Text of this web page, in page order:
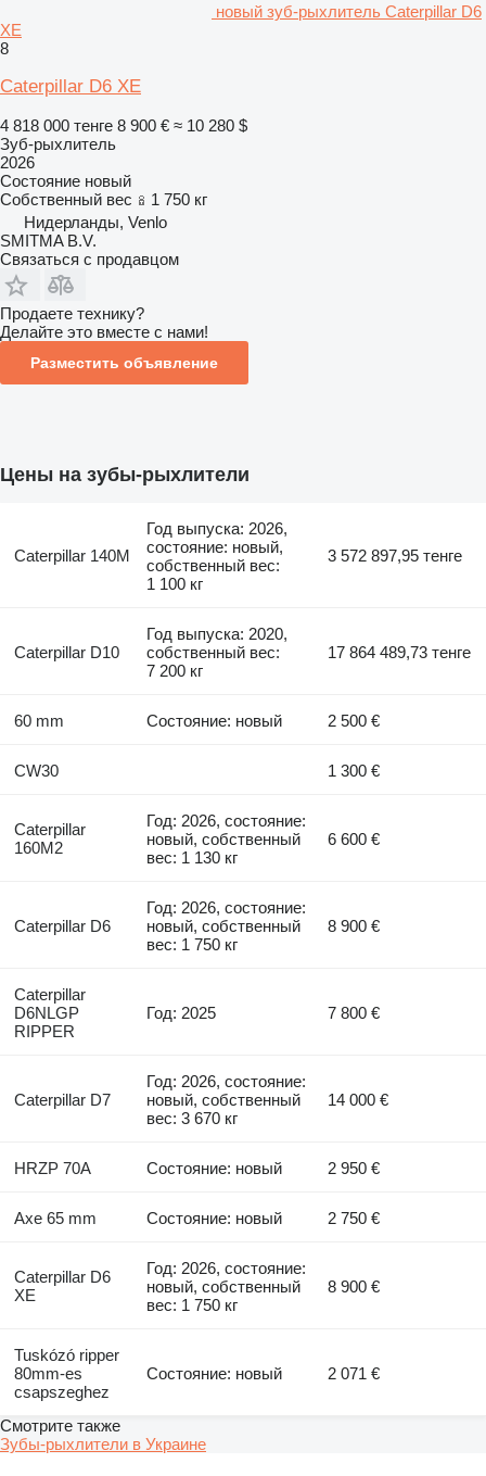
новый зуб-рыхлитель Caterpillar D6
XE
8
Caterpillar D6 XE
4 818 000 тенге 8 900 € ≈ 10 280 $
Зуб-рыхлитель
2026
Состояние новый
Собственный вес
1 750 кг
Нидерланды, Venlo
SMITMA B.V.
Связаться с продавцом
Продаете технику?
Делайте это вместе с нами!
Разместить объявление
Цены на зубы-рыхлители
Caterpillar 140M
Год выпуска: 2026,
состояние: новый,
собственный вес:
1 100 кг
3 572 897,95 тенге
Caterpillar D10
Год выпуска: 2020,
собственный вес:
7 200 кг
17 864 489,73 тенге
60 mm Состояние: новый 2 500 €
CW30 1 300 €
Caterpillar
160M2
Год: 2026, состояние:
новый, собственный
вес: 1 130 кг
6 600 €
Caterpillar D6
Год: 2026, состояние:
новый, собственный
вес: 1 750 кг
8 900 €
Caterpillar
D6NLGP
RIPPER
Год: 2025 7 800 €
Caterpillar D7
Год: 2026, состояние:
новый, собственный
вес: 3 670 кг
14 000 €
HRZP 70A Состояние: новый 2 950 €
Axe 65 mm Состояние: новый 2 750 €
Caterpillar D6
XE
Год: 2026, состояние:
новый, собственный
вес: 1 750 кг
8 900 €
Tuskózó ripper
80mm-es
csapszeghez
Состояние: новый 2 071 €
Смотрите также
Зубы-рыхлители в Украине